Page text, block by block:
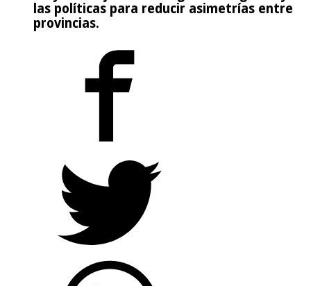
las políticas para reducir asimetrías entre
provincias.